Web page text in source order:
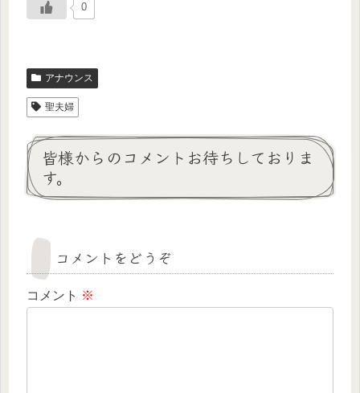
0
アナウンス
聖夫婦
皆様からのコメントお待ちしておりま
す。
コメントをどうぞ
コメント ※